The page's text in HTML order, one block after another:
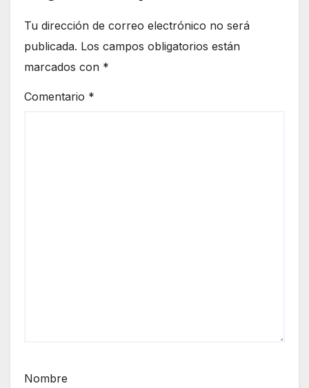
Tu dirección de correo electrónico no será
publicada. Los campos obligatorios están
marcados con *
Comentario *
Nombre